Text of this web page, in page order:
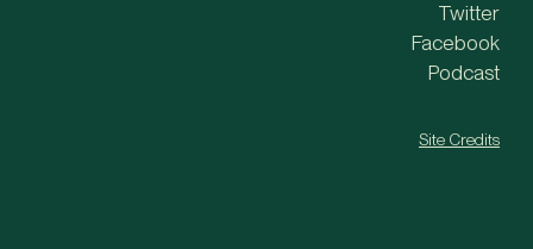
Twitter
Facebook
Podcast
Site Credits